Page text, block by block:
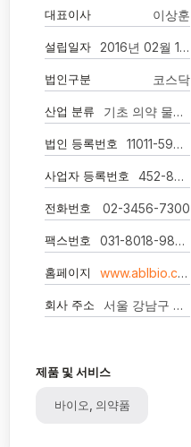
대표이사 이상훈
설립일자 2016년 02월 16일
법인구분 코스닥
산업 분류 기초 의약 물질 및 생물학적 제제 제조업
법인 등록번호 11011-5974020
사업자 등록번호 452-88-00266
전화번호 02-3456-7300
팩스번호 031-8018-9836
홈페이지 www.ablbio.com
회사 주소 서울 강남구 봉은사로 456 에이비엘바이오빌딩
제품 및 서비스
바이오, 의약품